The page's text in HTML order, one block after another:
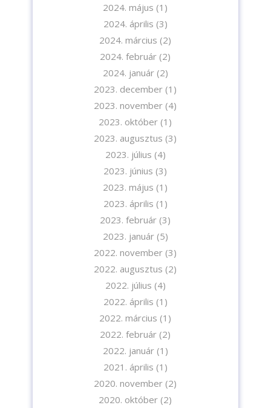
2024. május (1)
2024. április (3)
2024. március (2)
2024. február (2)
2024. január(2)
2023. december (1)
2023. november (4)
2023. október (1)
2023. augusztus (3)
2023. július (4)
2023. június (3)
2023. május (1)
2023. április (1)
2023. február (3)
2023. január(5)
2022. november (3)
2022. augusztus (2)
2022. július (4)
2022. április (1)
2022. március (1)
2022. február (2)
2022. január(1)
2021. április (1)
2020. november (2)
2020. október (2)
Iratkozzon fel hírlevelünkre!
A feliratkozással elfogadja az adatvédelmi tájékoztatónkat. Elolvasom
Adatvédelmi tájékoztatót.
Feliratkozom